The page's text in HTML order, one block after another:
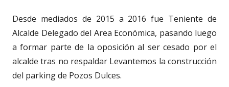
Desde mediados de 2015 a 2016 fue Teniente de
Alcalde Delegado del Area Económica, pasando luego
a formar parte de la oposición al ser cesado por el
alcalde tras no respaldar Levantemos la construcción
del parking de Pozos Dulces.